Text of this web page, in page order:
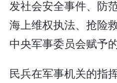
发社会安全事件、防
海上维权执法、抢险
中央军事委员会赋予
民兵在军事机关的指